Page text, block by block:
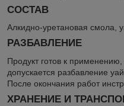
СОСТАВ
Алкидно-уретановая смола,
РАЗБАВЛЕНИЕ
Продукт готов к
допускается разбавление
После окончания работ
ХРАНЕНИЕ И